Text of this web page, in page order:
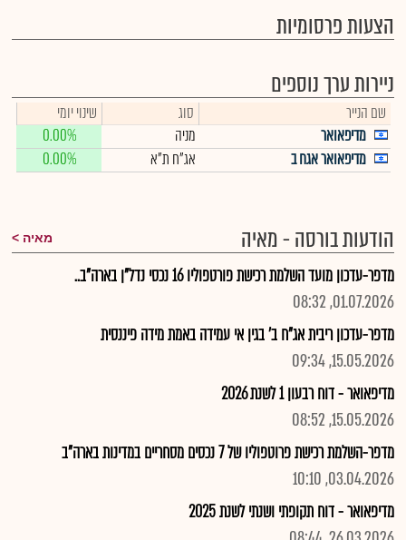
הצעות פרסומיות
ניירות ערך נוספים
שם הנייר סוג
שינוי יומי
מדיפאואר
מניה
0.00%
מדיפאואר אגח ב
אג"ח ת"א 0.00%
הודעות בורסה - מאיה מאיה
מדפר-עדכון מועד השלמת רכישת פורטפוליו 16 נכסי נדל"ן בארה"ב..
01.07.2026, 08:32
מדפר-עדכון ריבית אג"ח ב' בגין אי עמידה באמת מידה פיננסית
15.05.2026, 09:34
מדיפאואר - דוח רבעון 1 לשנת 2026
15.05.2026, 08:52
מדפר-השלמת רכישת פרוטפוליו של 7 נכסים מסחריים במדינות בארה"ב
03.04.2026, 10:10
מדיפאואר - דוח תקופתי ושנתי לשנת 2025